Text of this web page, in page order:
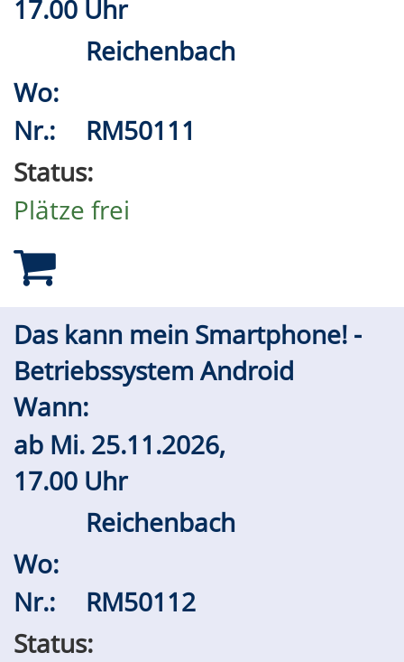
17.00 Uhr
Reichenbach
Wo:
Nr.:
RM50111
Status:
Plätze frei
Das kann mein Smartphone! -
Betriebssystem Android
Wann:
ab Mi. 25.11.2026,
17.00 Uhr
Reichenbach
Wo:
Nr.:
RM50112
Status: